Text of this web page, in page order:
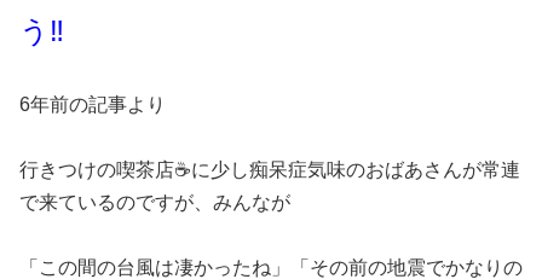
う‼️
6年前の記事より
行きつけの喫茶店☕️に少し痴呆症気味のおばあさんが常連
で来ているのですが、みんなが
「この間の台風は凄かったね」「その前の地震でかなりの